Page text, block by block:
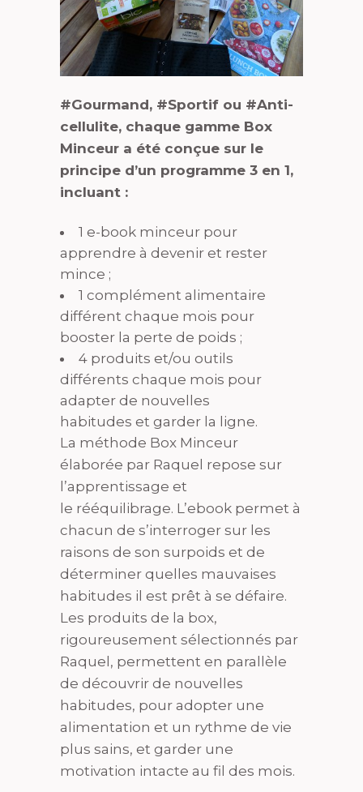
#Gourmand, #Sportif ou #Anti-
cellulite, chaque gamme Box
Minceur a été conçue sur le
principe d’un programme 3 en 1,
incluant :
1 e-book minceur pour
apprendre à devenir et rester
mince ;
1 complément alimentaire
différent chaque mois pour
booster la perte de poids ;
4 produits et/ou outils
différents chaque mois pour
adapter de nouvelles
habitudes et garder la ligne.
La méthode Box Minceur
élaborée par Raquel repose sur
l’apprentissage et
le rééquilibrage. L’ebook permet à
chacun de s’interroger sur les
raisons de son surpoids et de
déterminer quelles mauvaises
habitudes il est prêt à se défaire.
Les produits de la box,
rigoureusement sélectionnés par
Raquel, permettent en parallèle
de découvrir de nouvelles
habitudes, pour adopter une
alimentation et un rythme de vie
plus sains, et garder une
motivation intacte au fil des mois.